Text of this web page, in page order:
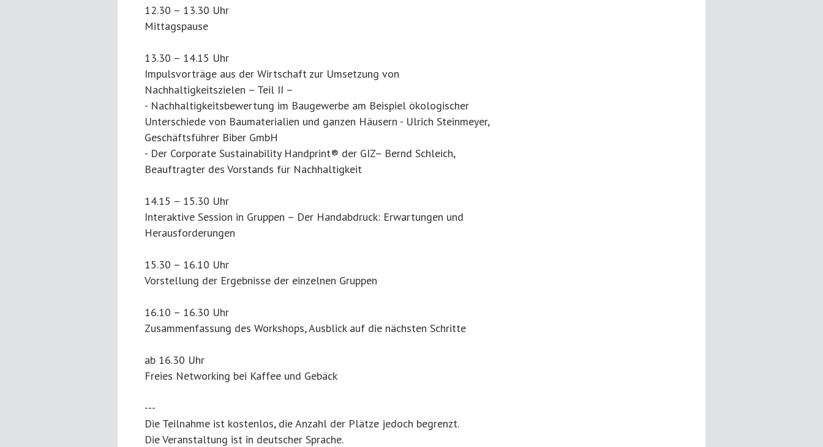
12.30 – 13.30 Uhr
Mittagspause
13.30 – 14.15 Uhr
Impulsvorträge aus der Wirtschaft zur Umsetzung von
Nachhaltigkeitszielen – Teil II –
- Nachhaltigkeitsbewertung im Baugewerbe am Beispiel ökologischer
Unterschiede von Baumaterialien und ganzen Häusern - Ulrich Steinmeyer,
Geschäftsführer Biber GmbH
- Der Corporate Sustainability Handprint® der GIZ– Bernd Schleich,
Beauftragter des Vorstands für Nachhaltigkeit
14.15 – 15.30 Uhr
Interaktive Session in Gruppen – Der Handabdruck: Erwartungen und
Herausforderungen
15.30 – 16.10 Uhr
Vorstellung der Ergebnisse der einzelnen Gruppen
16.10 – 16.30 Uhr
Zusammenfassung des Workshops, Ausblick auf die nächsten Schritte
ab 16.30 Uhr
Freies Networking bei Kaffee und Gebäck
---
Die Teilnahme ist kostenlos, die Anzahl der Plätze jedoch begrenzt.
Die Veranstaltung ist in deutscher Sprache.